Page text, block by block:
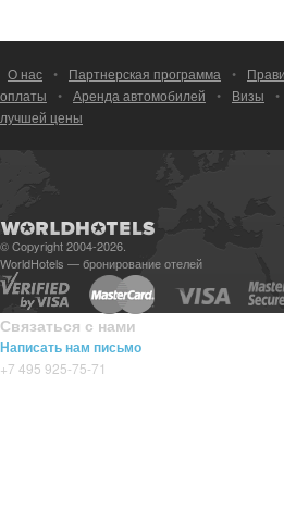
О нас • Партнерская программа •
оплаты
• Аренда автомобилей • Визы •
лучшей цены
© Copyright 2004-2026.
WorldHotels — бронирование отелей
Связаться с нами
Написать нам письмо
+7 495 925-75-71